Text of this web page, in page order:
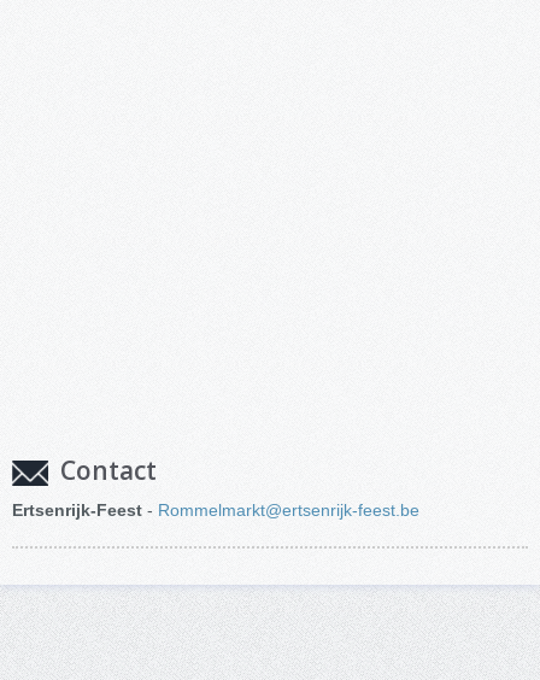
Contact
Ertsenrijk-Feest - Rommelmarkt@ertsenrijk-feest.be